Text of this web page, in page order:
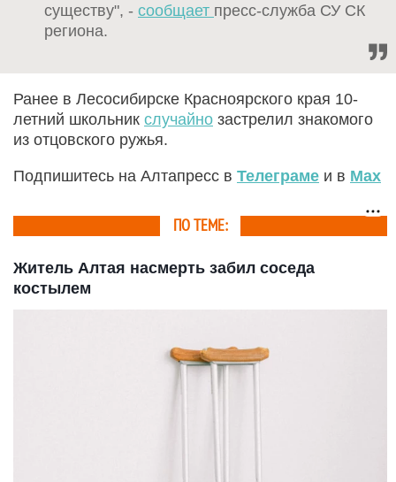
существу", - сообщает пресс-служба СУ СК
региона.
Ранее в Лесосибирске Красноярского края 10-
летний школьник случайно застрелил знакомого
из отцовского ружья.
Подпишитесь на Алтапресс в Телеграме и в Max
ПО ТЕМЕ:
Житель Алтая насмерть забил соседа
костылем